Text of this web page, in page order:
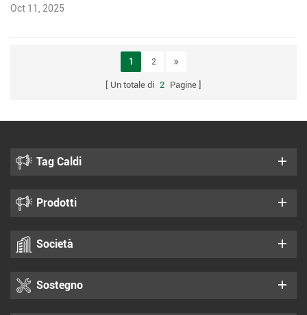
Oct 11, 2025
1 2
Un totale di 2 Pagine
Tag Caldi
Prodotti
Società
Sostegno